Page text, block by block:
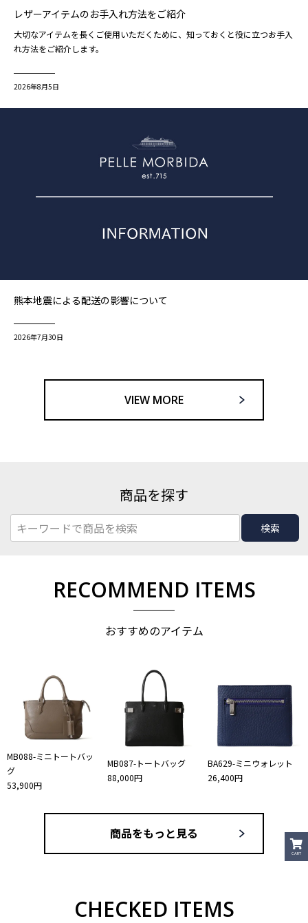
CART
レザーアイテムのお手入れ方法をご紹介
大切なアイテムを長くご使用いただくために、知っておくと役に立つお手入
れ方法をご紹介します。
2026年8月5日
熊本地震による配送の影響について
2026年7月30日
VIEW MORE
商品を探す
検索
RECOMMEND ITEMS
おすすめのアイテム
MB088-ミニトートバッ
グ
53,900円
MB087-トートバッグ
88,000円
BA629-ミニウォレット
26,400円
商品をもっと見る
CHECKED ITEMS